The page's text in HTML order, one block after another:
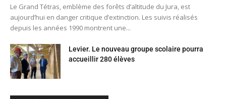
Le Grand Tétras, emblème des forêts d’altitude du Jura, est
aujourd’hui en danger critique d’extinction. Les suivis réalisés
depuis les années 1990 montrent une...
Levier. Le nouveau groupe scolaire pourra
accueillir 280 élèves